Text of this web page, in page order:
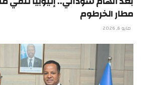
مطار الخرطوم
مايو 6, 2026